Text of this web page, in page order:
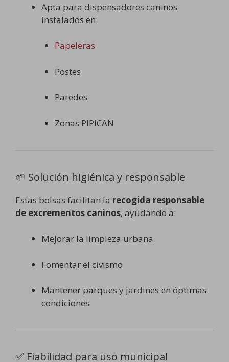
Apta para dispensadores caninos
instalados en:
Papeleras
Postes
Paredes
Zonas PIPICAN
🌱 Solución higiénica y responsable
Estas bolsas facilitan la recogida responsable
de excrementos caninos, ayudando a:
Mejorar la limpieza urbana
Fomentar el civismo
Mantener parques y jardines en óptimas
condiciones
✅ Fiabilidad para uso municipal